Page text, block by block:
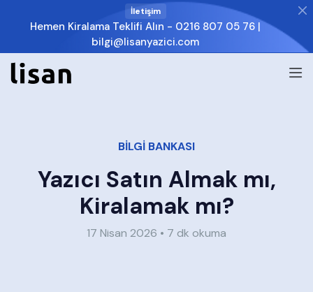
İletişim
Hemen Kiralama Teklifi Alın - 0216 807 05 76 |
bilgi@lisanyazici.com
BİLGİ BANKASI
Yazıcı Satın Almak mı,
Kiralamak mı?
17 Nisan 2026 • 7 dk okuma